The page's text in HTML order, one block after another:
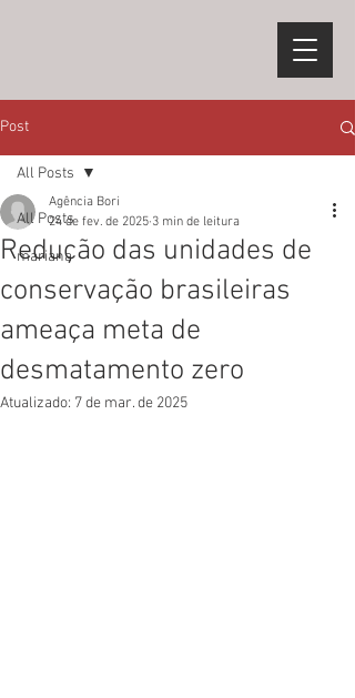
Post
All Posts
mariana
All Posts
Redução das unidades de
conservação brasileiras
ameaça meta de
desmatamento zero
Agência Bori
24 de fev. de 2025 3 min de leitura
Atualizado: 7 de mar. de 2025